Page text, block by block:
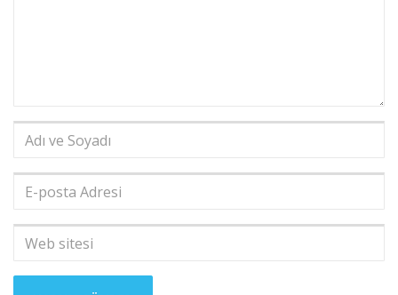
Adı
Soyadı*
posta
Adresi*
Web